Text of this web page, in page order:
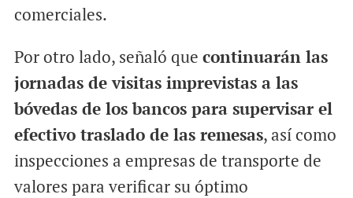
comerciales.
Por otro lado, señaló que continuarán las
jornadas de visitas imprevistas a las
bóvedas de los bancos para supervisar el
efectivo traslado de las remesas, así como
inspecciones a empresas de transporte de
valores para verificar su óptimo